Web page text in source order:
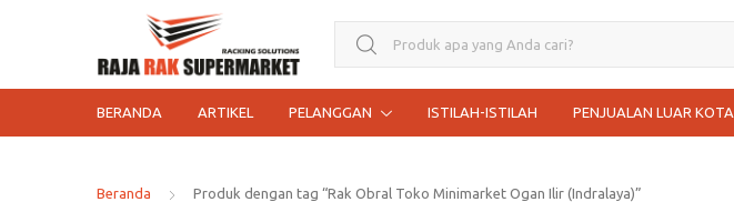
Search for:
BERANDA ARTIKEL PELANGGAN ISTILAH-ISTILAH PENJUALAN LUAR KOTA
Beranda Produk dengan tag “Rak Obral Toko Minimarket Ogan Ilir (Indralaya)”